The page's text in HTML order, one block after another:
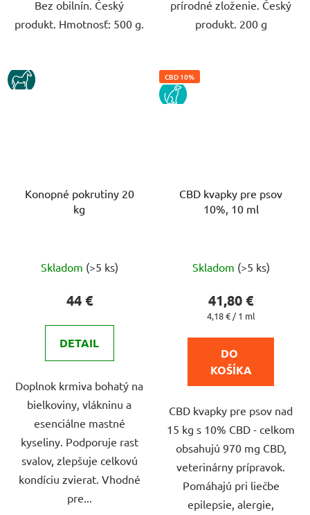
Bez obilnín. Český
produkt. Hmotnosť: 500 g.
prírodné zloženie. Český
produkt. 200 g
KUN
Konopné pokrutiny 20
kg
hodnotenie
produktu
4,2
z
hviezdičiek.
Skladom (>5 ks)
44 €
DETAIL
Doplnok krmiva bohatý na
bielkoviny, vlákninu a
esenciálne mastné
kyseliny. Podporuje rast
svalov, zlepšuje celkovú
kondíciu zvierat. Vhodné
pre...
CBD 10%
PES
CBD kvapky pre psov
10%, 10 ml
hodnotenie
produktu
je
z
5
hviezdičiek.
Skladom (>5 ks)
41,80 €
Jednotková
4,18 € / 1 ml
DO
KOŠÍKA
CBD kvapky pre psov nad
15 kg s 10% CBD - celkom
obsahujú 970 mg CBD,
veterinárny prípravok.
Pomáhajú pri liečbe
epilepsie, alergie,